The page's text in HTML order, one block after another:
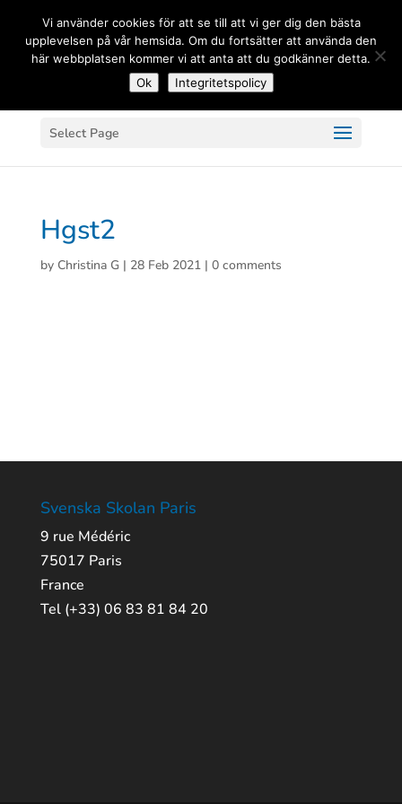
Select Page
Hgst2
by Christina G | 28 Feb 2021| 0 comments
Svenska Skolan Paris
9 rue Médéric
75017 Paris
France
Tel (+33) 06 83 81 84 20
Vi använder cookies för att se till att vi ger dig den bästa
upplevelsen på vår hemsida. Om du fortsätter att använda den
här webbplatsen kommer vi att anta att du godkänner detta.
Ok
Integritetspolicy